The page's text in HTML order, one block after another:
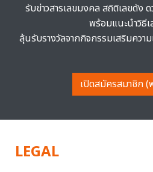
รับข่าวสารเลขมงคล สถิติเลขดัง
พร้อมแนะนำวิธี
ลุ้นรับรางวัลจากกิจกรรมเสริมควา
เปิดสมัครสมาชิก (
LEGAL